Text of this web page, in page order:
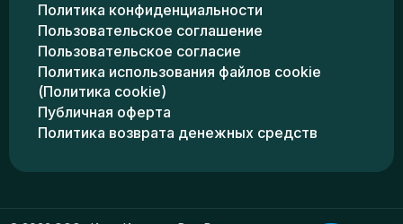
Политика конфиденциальности
Пользовательское соглашение
Пользовательское согласие
Политика использования файлов cookie
(Политика cookie)
Публичная оферта
Политика возврата денежных средств